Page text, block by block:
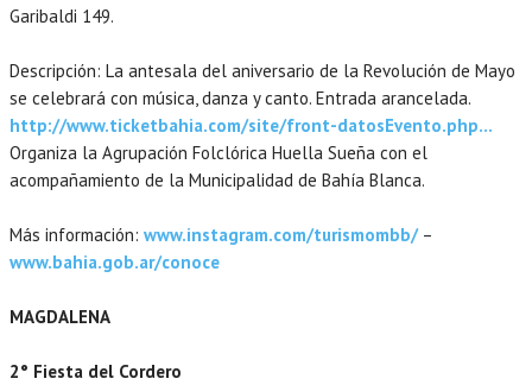
Garibaldi 149.
Descripción: La antesala del aniversario de la Revolución de Mayo
se celebrará con música, danza y canto. Entrada arancelada.
http://www.ticketbahia.com/site/front-datosEvento.php…
Organiza la Agrupación Folclórica Huella Sueña con el
acompañamiento de la Municipalidad de Bahía Blanca.
Más información: www.instagram.com/turismombb/–
www.bahia.gob.ar/conoce
MAGDALENA
2° Fiesta del Cordero